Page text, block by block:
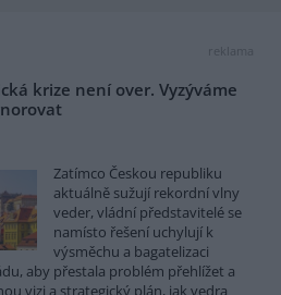
reklama
krize není over. Vyzýváme
Zatímco Českou republiku
aktuálně sužují rekordní vlny
veder, vládní představitelé se
namísto řešení uchylují k
výsměchu a bagatelizaci
aby přestala problém přehlížet a
vizi a strategický plán, jak vedra